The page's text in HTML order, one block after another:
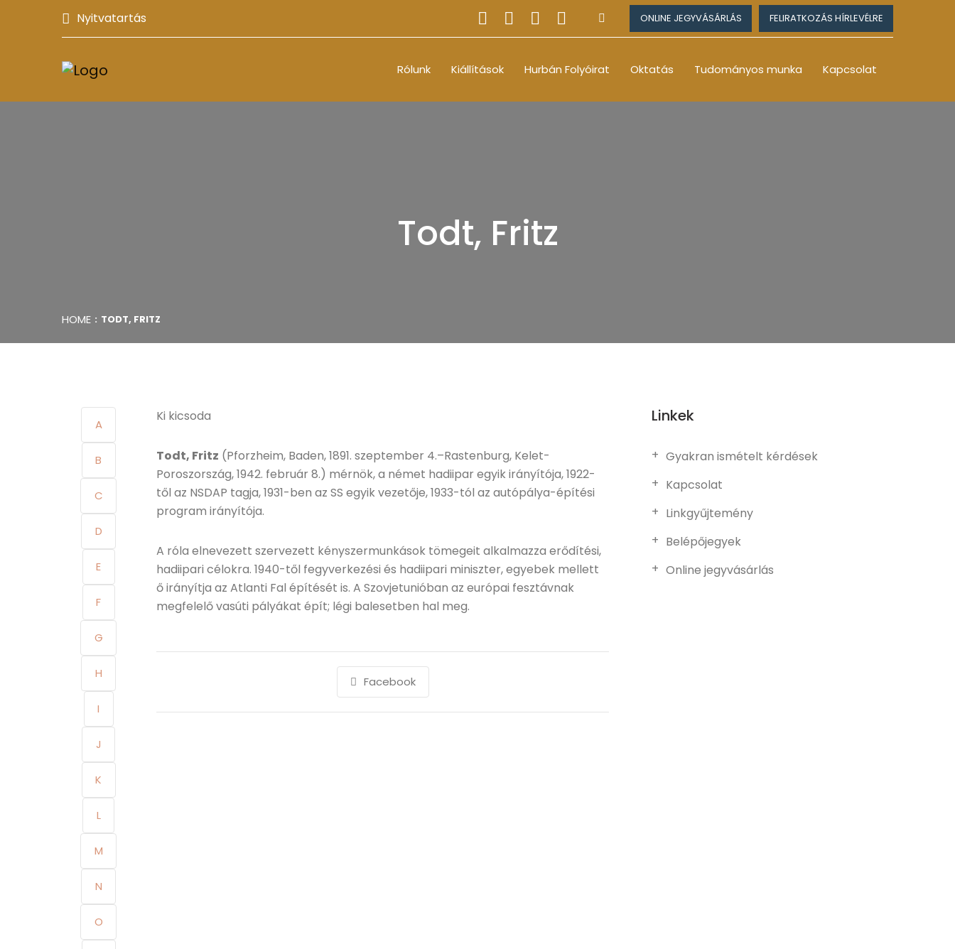
Nyitvatartás ONLINE JEGYVÁSÁRLÁS FELIRATKOZÁS HÍRLEVÉLRE
Rólunk Kiállítások Hurbán Folyóirat Oktatás Tudományos munka Kapcsolat
Todt, Fritz
HOME TODT, FRITZ
A
B
C
D
E
F
G
H
I
J
K
L
M
N
O
Ki kicsoda
Todt, Fritz (Pforzheim, Baden, 1891. szeptember 4.–Rastenburg, Kelet-
Poroszország, 1942. február 8.) mérnök, a német hadiipar egyik irányítója, 1922-
től az NSDAP tagja, 1931-ben az SS egyik vezetője, 1933-tól az autópálya-építési
program irányítója.
A róla elnevezett szervezett kényszermunkások tömegeit alkalmazza erődítési,
hadiipari célokra. 1940-től fegyverkezési és hadiipari miniszter, egyebek mellett
ő irányítja az Atlanti Fal építését is. A Szovjetunióban az európai fesztávnak
megfelelő vasúti pályákat épít; légi balesetben hal meg.
Facebook
Linkek
Gyakran ismételt kérdések
Kapcsolat
Linkgyűjtemény
Belépőjegyek
Online jegyvásárlás